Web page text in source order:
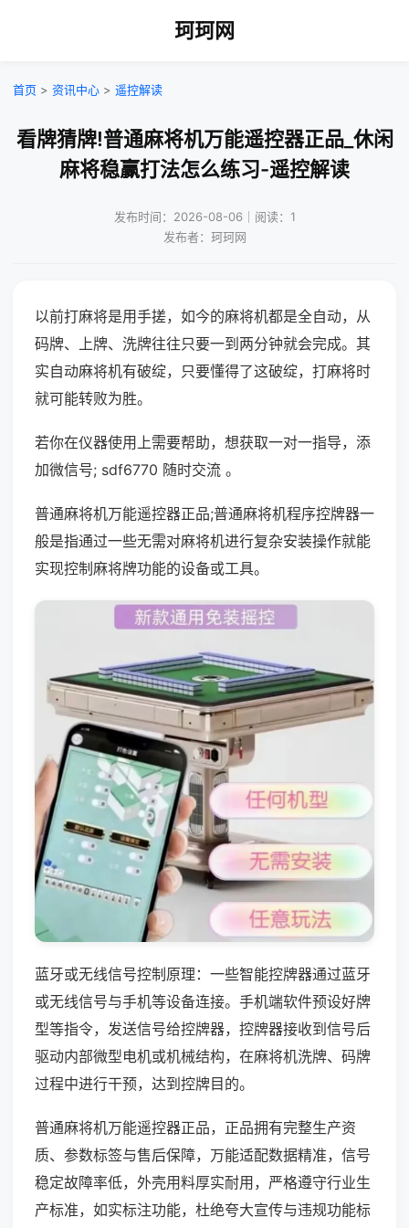
珂珂网
首页 > 资讯中心 > 遥控解读
看牌猜牌!普通麻将机万能遥控器正品_休闲
麻将稳赢打法怎么练习-遥控解读
发布时间：2026-08-06｜阅读：1
发布者：珂珂网
以前打麻将是用手搓，如今的麻将机都是全自动，从
码牌、上牌、洗牌往往只要一到两分钟就会完成。其
实自动麻将机有破绽，只要懂得了这破绽，打麻将时
就可能转败为胜。
若你在仪器使用上需要帮助，想获取一对一指导，添
加微信号; sdf6770 随时交流 。
普通麻将机万能遥控器正品;普通麻将机程序控牌器一
般是指通过一些无需对麻将机进行复杂安装操作就能
实现控制麻将牌功能的设备或工具。
蓝牙或无线信号控制原理：一些智能控牌器通过蓝牙
或无线信号与手机等设备连接。手机端软件预设好牌
型等指令，发送信号给控牌器，控牌器接收到信号后
驱动内部微型电机或机械结构，在麻将机洗牌、码牌
过程中进行干预，达到控牌目的。
普通麻将机万能遥控器正品，正品拥有完整生产资
质、参数标签与售后保障，万能适配数据精准，信号
稳定故障率低，外壳用料厚实耐用，严格遵守行业生
产标准，如实标注功能，杜绝夸大宣传与违规功能标